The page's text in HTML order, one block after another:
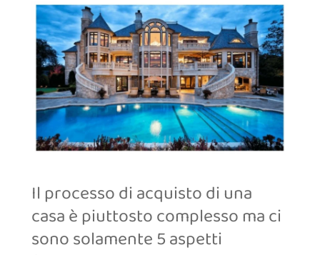
Il processo di acquisto di una
casa è piuttosto complesso ma ci
sono solamente 5 aspetti